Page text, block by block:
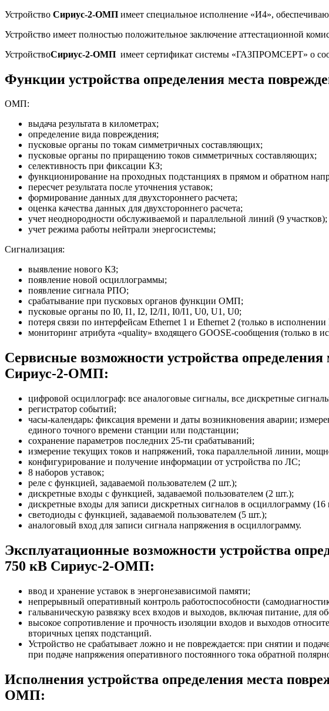
Устройство Сириус-2-ОМП имеет специальное исполнение «И4»,
Устройство имеет полностью положительное заключение аттестационной
УстройствоСириус-2-ОМП имеет сертификат системы «ГАЗПРОМСЕРТ» о
Функции устройства определения места
ОМП:
выдача результата в километрах;
определение вида повреждения;
пусковые органы по токам симметричных составляющих;
пусковые органы по приращению токов симметричных составляющих;
селективность при фиксации КЗ;
функционирование на проходных подстанциях в прямом и обратном
пересчет результата после уточнения уставок;
формирование данных для двухстороннего расчета;
оценка качества данных для двухстороннего расчета;
учет неоднородности обслуживаемой и параллельной линий (9 участков);
учет режима работы нейтрали энергосистемы;
Сигнализация:
выявление нового КЗ;
появление новой осциллограммы;
появление сигнала РПО;
срабатывание при пусковых органов функции ОМП;
пусковые органы по I0, I1, I2, I2/I1, I0/I1, U0, U1, U0;
потеря связи по интерфейсам Ethernet 1 и Ethernet 2 (только в
мониторинг атрибута «quality» входящего GOOSE-сообщения (только в
Сервисные возможности устройства
Сириус-2-ОМП:
цифровой осциллограф: все аналоговые сигналы, все дискретные
регистратор событий;
часы-календарь: фиксация времени и даты возникновения аварии;
единого точного времени станции или подстанции;
сохранение параметров последних 25-ти срабатываний;
измерение текущих токов и напряжений, тока параллельной линии,
конфигурирование и получение информации от устройства по ЛС;
8 наборов уставок;
реле с функцией, задаваемой пользователем (2 шт.);
дискретные входы с функцией, задаваемой пользователем (2 шт.);
дискретные входы для записи дискретных сигналов в осциллограмму (16
светодиоды с функцией, задаваемой пользователем (5 шт.);
аналоговый вход для записи сигнала напряжения в осциллограмму.
Эксплуатационные возможности устройства
750 кВ Сириус-2-ОМП:
ввод и хранение уставок в энергонезависимой памяти;
непрерывный оперативный контроль работоспособности
гальваническую развязку всех входов и выходов, включая питание, для
высокое сопротивление и прочность изоляции входов и выходов
вторичных цепях подстанций.
Устройство не срабатывает ложно и не повреждается: при снятии и
при подаче напряжения оперативного постоянного тока обратной
Исполнения устройства определения места
ОМП: